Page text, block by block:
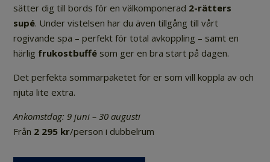
sätter dig till bords för en välkomponerad 2-rätters
supé. Under vistelsen har du även tillgång till vårt
rogivande spa – perfekt för total avkoppling – samt en
härlig frukostbuffé som ger en bra start på dagen.
Det perfekta sommarpaketet för er som vill koppla av och
njuta lite extra.
Ankomstdag: 9 juni – 30 augusti
Från 2 295 kr/person i dubbelrum